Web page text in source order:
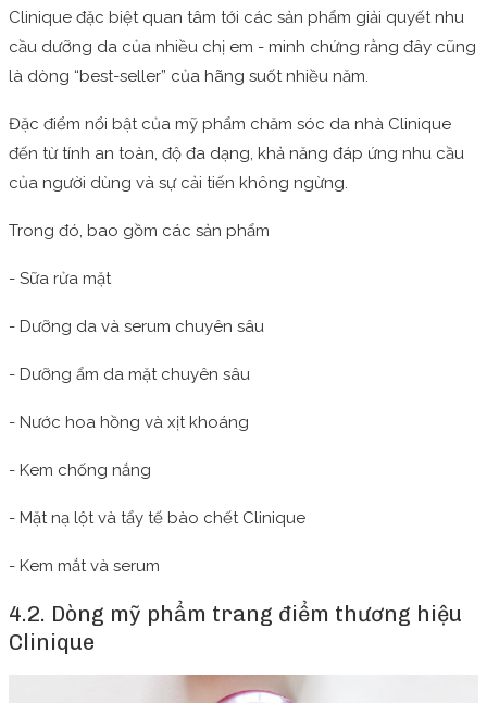
Clinique đặc biệt quan tâm tới các sản phẩm giải quyết nhu
cầu dưỡng da của nhiều chị em - minh chứng rằng đây cũng
là dòng “best-seller” của hãng suốt nhiều năm.
Đặc điểm nổi bật của mỹ phẩm chăm sóc da nhà Clinique
đến từ tính an toàn, độ đa dạng, khả năng đáp ứng nhu cầu
của người dùng và sự cải tiến không ngừng.
Trong đó, bao gồm các sản phẩm
- Sữa rửa mặt
- Dưỡng da và serum chuyên sâu
- Dưỡng ẩm da mặt chuyên sâu
- Nước hoa hồng và xịt khoáng
- Kem chống nắng
- Mặt nạ lột và tẩy tế bào chết Clinique
- Kem mắt và serum
4.2. Dòng mỹ phẩm trang điểm thương hiệu
Clinique